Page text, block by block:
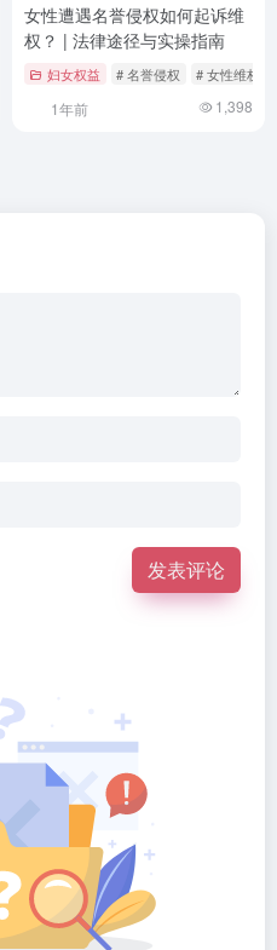
# 未婚女性权益
女性遭遇名誉侵权如何起诉维
权？ | 法律途径与实操指南
妇女权益 # 名誉侵权 # 女性维权
1年前 1,398
发表评论